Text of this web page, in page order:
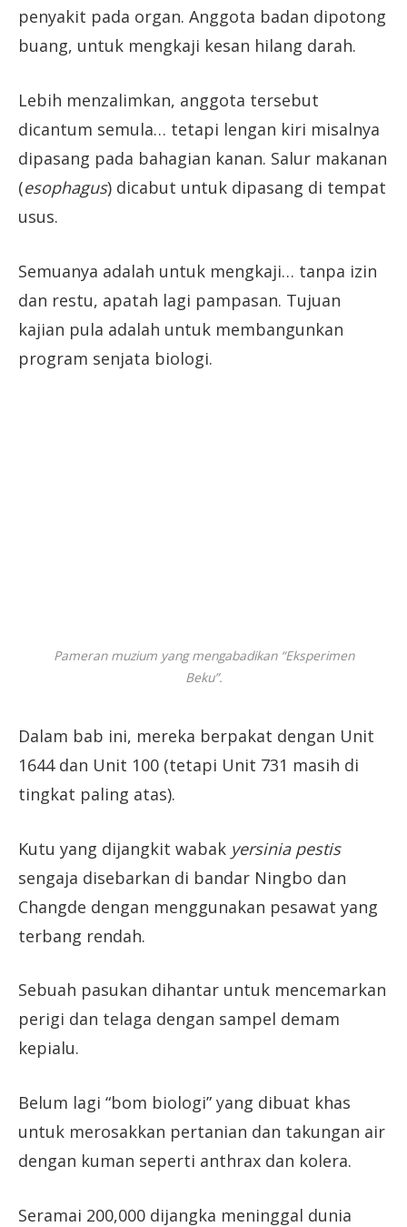
penyakit pada organ. Anggota badan dipotong
buang, untuk mengkaji kesan hilang darah.
Lebih menzalimkan, anggota tersebut
dicantum semula… tetapi lengan kiri misalnya
dipasang pada bahagian kanan. Salur makanan
(esophagus) dicabut untuk dipasang di tempat
usus.
Semuanya adalah untuk mengkaji… tanpa izin
dan restu, apatah lagi pampasan. Tujuan
kajian pula adalah untuk membangunkan
program senjata biologi.
Pameran muzium yang mengabadikan “Eksperimen
Beku”.
Dalam bab ini, mereka berpakat dengan Unit
1644 dan Unit 100 (tetapi Unit 731 masih di
tingkat paling atas).
Kutu yang dijangkit wabak yersinia pestis
sengaja disebarkan di bandar Ningbo dan
Changde dengan menggunakan pesawat yang
terbang rendah.
Sebuah pasukan dihantar untuk mencemarkan
perigi dan telaga dengan sampel demam
kepialu.
Belum lagi “bοm biologi” yang dibuat khas
untuk merosakkan pertanian dan takungan air
dengan kuman seperti anthrax dan kolera.
Seramai 200,000 dijangka meninggal dunia